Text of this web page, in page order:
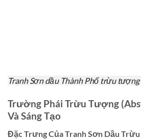
Tranh Sơn dầu Thành Phố trừu tượng
Trường Phái Trừu Tượng
Và Sáng Tạo
Đặc Trưng Của Tranh Sơn Dầu